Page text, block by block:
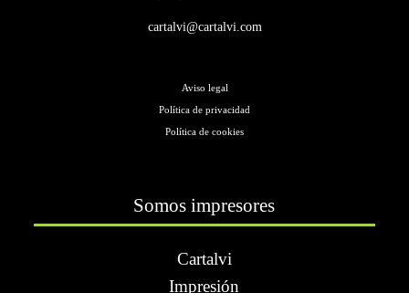
cartalvi@cartalvi.com
Aviso legal
Política de privacidad
Política de cookies
Somos impresores
Cartalvi
Impresión